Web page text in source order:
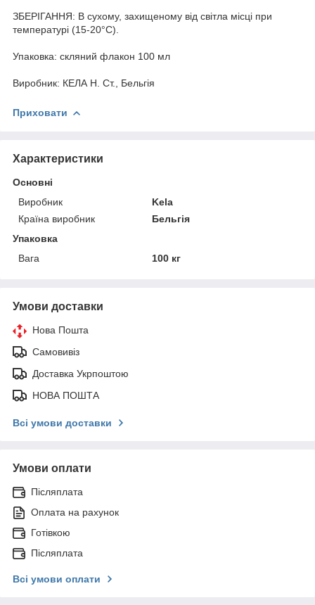
ЗБЕРІГАННЯ: В сухому, захищеному від світла місці при
температурі (15-20°C).
Упаковка: скляний флакон 100 мл
Виробник: КЕЛА Н. Ст., Бельгія
Приховати
Характеристики
Основні
Виробник
Kela
Країна виробник
Бельгія
Упаковка
Вага
100 кг
Умови доставки
Нова Пошта
Самовивіз
Доставка Укрпоштою
НОВА ПОШТА
Всі умови доставки
Умови оплати
Післяплата
Оплата на рахунок
Готівкою
Післяплата
Всі умови оплати